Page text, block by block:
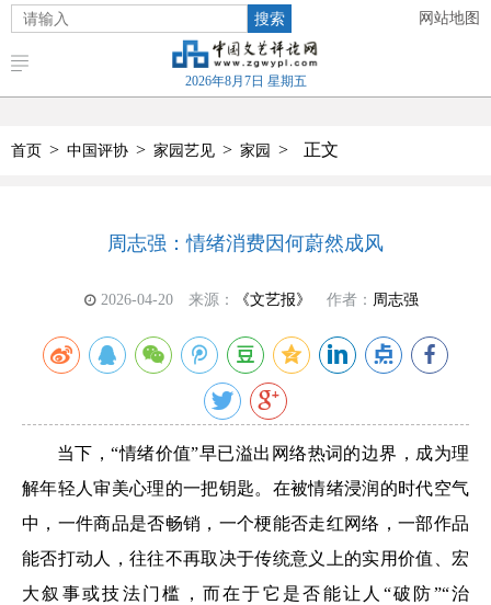
搜索 网站地图
2026年8月7日 星期五
首页 > 中国评协 > 家园艺见 > 家园 > 正文
周志强：情绪消费因何蔚然成风
2026-04-20 来源： 《文艺报》 作者： 周志强
当下，“情绪价值”早已溢出网络热词的边界，成为理
解年轻人审美心理的一把钥匙。在被情绪浸润的时代空气
中，一件商品是否畅销，一个梗能否走红网络，一部作品
能否打动人，往往不再取决于传统意义上的实用价值、宏
大叙事或技法门槛，而在于它是否能让人“破防”“治